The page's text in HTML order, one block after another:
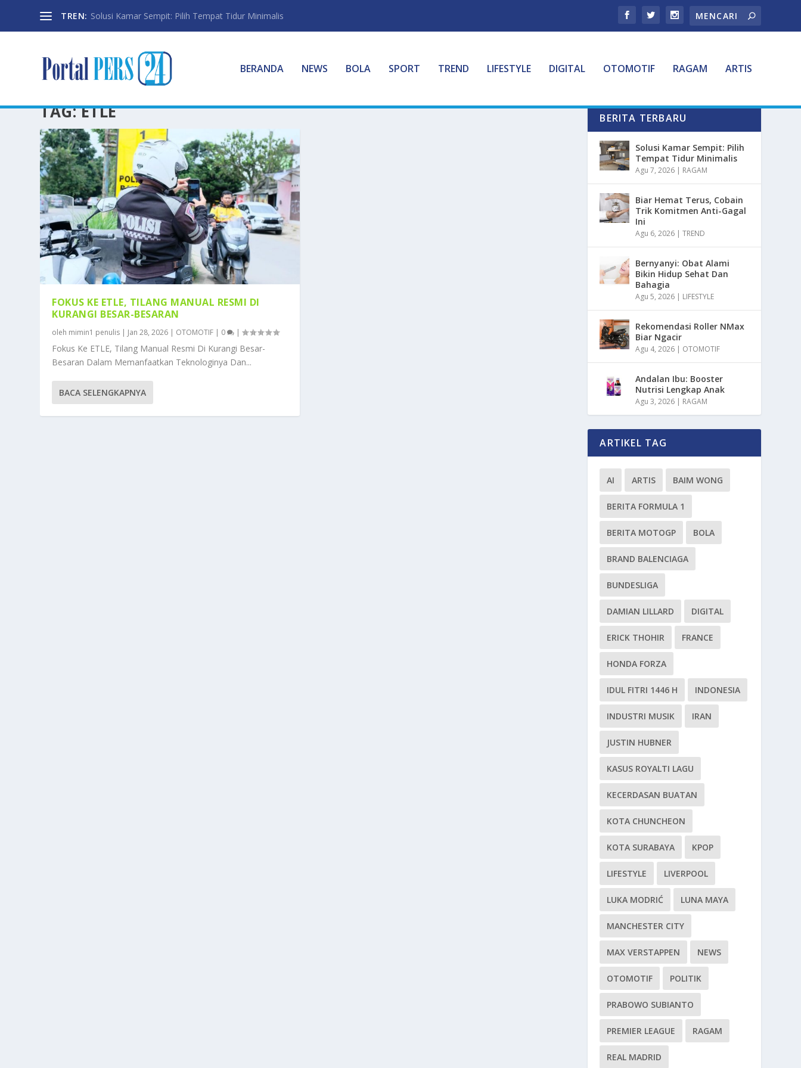
TREN: Solusi Kamar Sempit: Pilih Tempat Tidur Minimalis
BERANDA NEWS BOLA SPORT TREND LIFESTYLE DIGITAL OTOMOTIF RAGAM ARTIS
TAG:ETLE
FOKUS KE ETLE, TILANG MANUAL RESMI DI
KURANGI BESAR-BESARAN
oleh mimin1 penulis | Jan 28, 2026 | OTOMOTIF | 0 |
Fokus Ke ETLE, Tilang Manual Resmi Di Kurangi Besar-
Besaran Dalam Memanfaatkan Teknologinya Dan...
BACA SELENGKAPNYA
BERITA TERBARU
Solusi Kamar Sempit: Pilih
Tempat Tidur Minimalis
Agu 7, 2026 | RAGAM
Biar Hemat Terus, Cobain
Trik Komitmen Anti-Gagal
Ini
Agu 6, 2026 |TREND
Bernyanyi: Obat Alami
Bikin Hidup Sehat Dan
Bahagia
Agu 5, 2026 | LIFESTYLE
Rekomendasi Roller NMax
Biar Ngacir
Agu 4, 2026 | OTOMOTIF
Andalan Ibu: Booster
Nutrisi Lengkap Anak
Agu 3, 2026 | RAGAM
ARTIKEL TAG
AI ARTIS BAIM WONG
BERITA FORMULA 1
BERITA MOTOGP BOLA
BRAND BALENCIAGA
BUNDESLIGA
DAMIAN LILLARD DIGITAL
ERICK THOHIR FRANCE
HONDA FORZA
IDUL FITRI 1446 H INDONESIA
INDUSTRI MUSIK IRAN
JUSTIN HUBNER
KASUS ROYALTI LAGU
KECERDASAN BUATAN
KOTA CHUNCHEON
KOTA SURABAYA KPOP
LIFESTYLE LIVERPOOL
LUKA MODRIĆ LUNA MAYA
MANCHESTER CITY
MAX VERSTAPPEN NEWS
OTOMOTIF POLITIK
PRABOWO SUBIANTO
PREMIER LEAGUE RAGAM
REAL MADRID